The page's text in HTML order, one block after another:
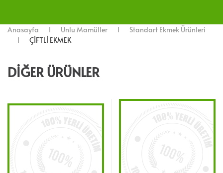
Anasayfa Unlu Mamüller
Standart Ekmek Ürünleri
ÇİFTLİ EKMEK
DIĞER ÜRÜNLER